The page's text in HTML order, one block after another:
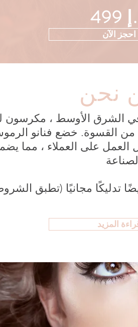
احجز الآن
نحن
من القسوة. خضع فنانو
على العملاء ، مما
المزيد